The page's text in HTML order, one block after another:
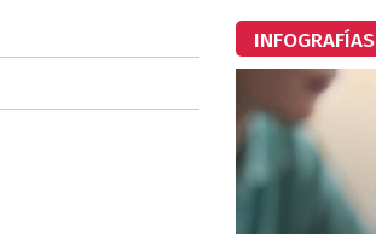
INFOGRAFÍAS